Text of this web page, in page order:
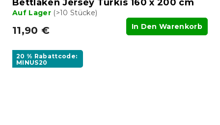
Bettlaken Jersey Türkis 160 x 200 cm
Auf Lager (>10 Stücke)
11,90 € In Den Warenkorb
20 % Rabattcode:
MINUS20